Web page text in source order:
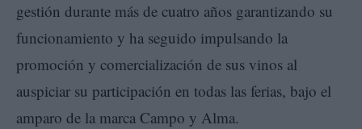
gestión durante más de cuatro años garantizando su
funcionamiento y ha seguido impulsando la
promoción y comercialización de sus vinos al
auspiciar su participación en todas las ferias, bajo el
amparo de la marca Campo y Alma.